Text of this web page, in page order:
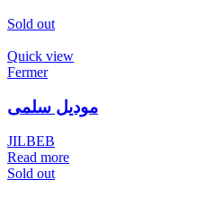
Sold out
Quick view
Fermer
موديل سلمى
JILBEB
Read more
Sold out